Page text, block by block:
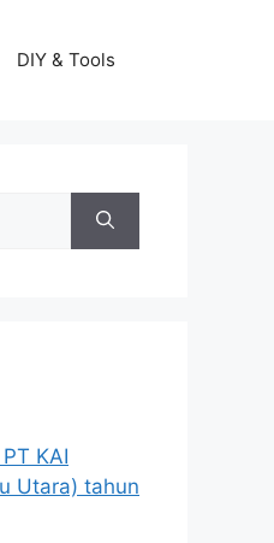
DIY & Tools
KAI
Utara) tahun